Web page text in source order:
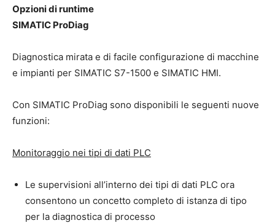
Opzioni di runtime
SIMATIC ProDiag
Diagnostica mirata e di facile configurazione di macchine
e impianti per SIMATIC S7-1500 e SIMATIC HMI.
Con SIMATIC ProDiag sono disponibili le seguenti nuove
funzioni:
Monitoraggio nei tipi di dati PLC
Le supervisioni all’interno dei tipi di dati PLC ora
consentono un concetto completo di istanza di tipo
per la diagnostica di processo